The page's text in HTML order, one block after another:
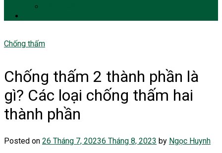
Chống thấm
Chống thấm 2 thành phần là
gì? Các loại chống thấm hai
thành phần
Posted on 26 Tháng 7, 20236 Tháng 8, 2023 by Ngọc Huynh